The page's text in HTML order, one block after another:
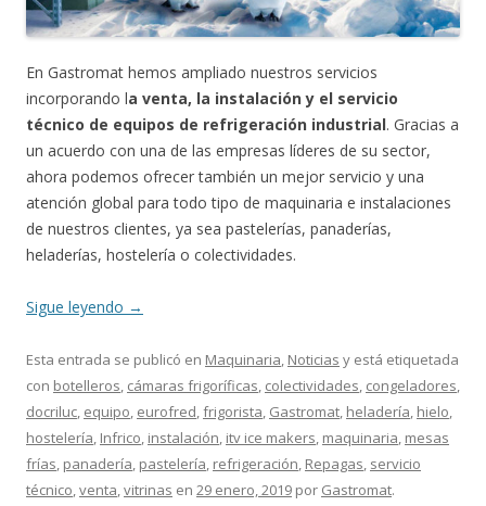
En Gastromat hemos ampliado nuestros servicios
incorporando la venta, la instalación y el servicio
técnico de equipos de refrigeración industrial. Gracias a
un acuerdo con una de las empresas líderes de su sector,
ahora podemos ofrecer también un mejor servicio y una
atención global para todo tipo de maquinaria e instalaciones
de nuestros clientes, ya sea pastelerías, panaderías,
heladerías, hostelería o colectividades.
Sigue leyendo →
Esta entrada se publicó en Maquinaria, Noticias y está etiquetada
con botelleros, cámaras frigoríficas, colectividades, congeladores,
docriluc, equipo, eurofred,frigorista, Gastromat, heladería, hielo,
hostelería, Infrico, instalación, itv ice makers, maquinaria, mesas
frías, panadería, pastelería, refrigeración, Repagas, servicio
técnico,venta,vitrinas en 29 enero, 2019 por Gastromat.